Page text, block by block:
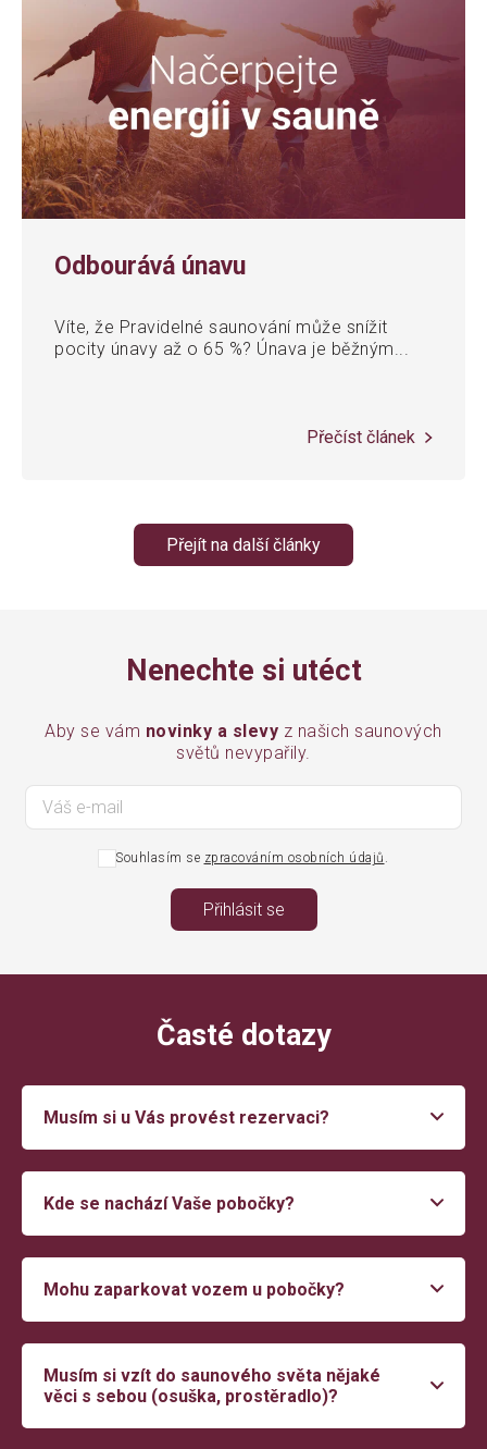
Odbourává únavu
Víte, že Pravidelné saunování může snížit
pocity únavy až o 65 %? Únava je běžným...
Přečíst článek
Přejít na další články
Nenechte si utéct
Aby se vám novinky a slevy z našich saunových
světů nevypařily.
Souhlasím se zpracováním osobních údajů .
Časté dotazy
Musím si u Vás provést rezervaci?
Kde se nachází Vaše pobočky?
Mohu zaparkovat vozem u pobočky?
Musím si vzít do saunového světa nějaké
věci s sebou (osuška, prostěradlo)?